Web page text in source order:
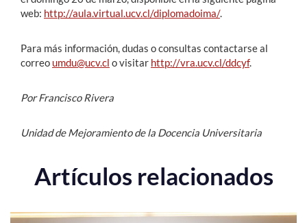
web: http://aula.virtual.ucv.cl/diplomadoima/.
Para más información, dudas o consultas contactarse al
correo umdu@ucv.cl o visitar http://vra.ucv.cl/ddcyf.
Por Francisco Rivera
Unidad de Mejoramiento de la Docencia Universitaria
Artículos relacionados